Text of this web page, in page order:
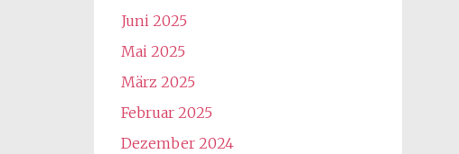
Juni 2025
Mai 2025
März 2025
Februar 2025
Dezember 2024